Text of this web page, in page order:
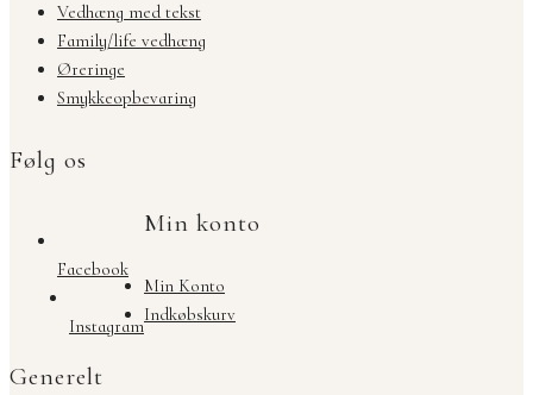
Vedhæng med tekst
Family/life vedhæng
Øreringe
Smykkeopbevaring
Følg os
Facebook
Instagram
Min konto
Min Konto
Indkøbskurv
Generelt